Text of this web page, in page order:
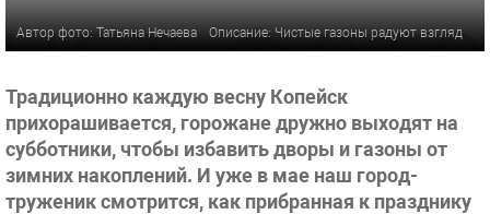
Автор фото: Татьяна Нечаева Описание: Чистые газоны радуют взгляд
Традиционно каждую весну Копейск
прихорашивается, горожане дружно выходят на
субботники, чтобы избавить дворы и газоны от
зимних накоплений. И уже в мае наш город-
труженик смотрится, как прибранная к празднику